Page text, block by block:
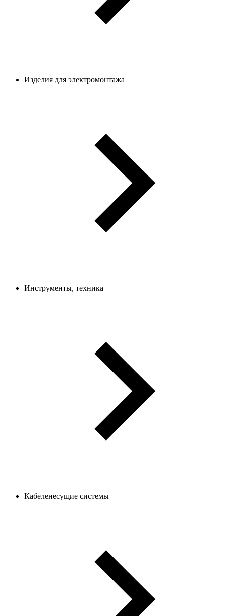
Изделия для электромонтажа
Инструменты, техника
Кабеленесущие системы